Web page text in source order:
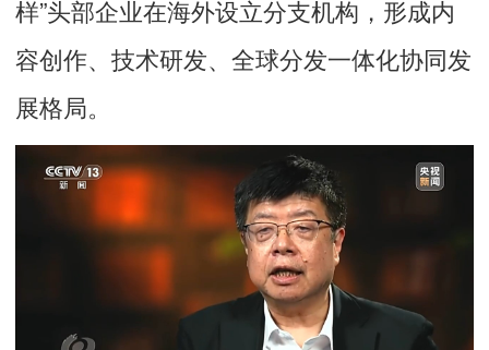
样”头部企业在海外设立分支机构，形成内
容创作、技术研发、全球分发一体化协同发
展格局。